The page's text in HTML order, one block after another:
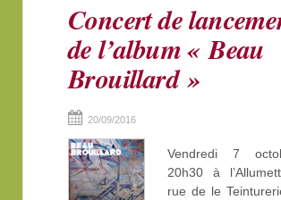
Concert de
de l’album « Beau
Brouillard »
20/09/2016
Vendredi 7
20h30 à
rue de le